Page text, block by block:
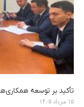
تأکید بر توسعه
۱۵ مرداد ۱۴۰۵